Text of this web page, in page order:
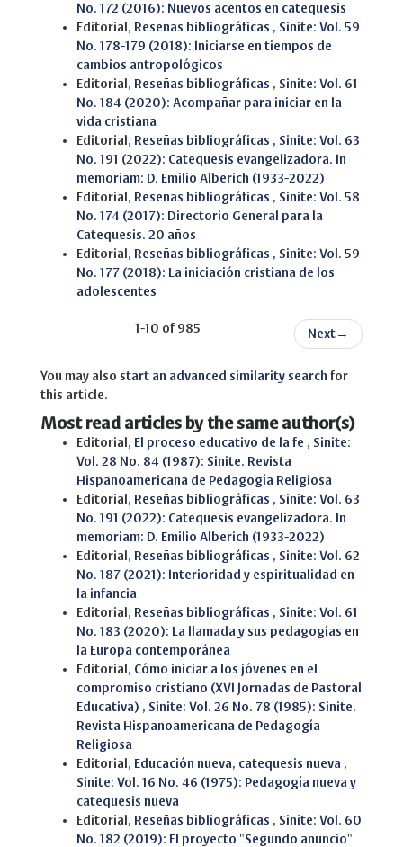
No. 172 (2016): Nuevos acentos en catequesis
Editorial, Reseñas bibliográficas , Sinite: Vol. 59
No. 178-179 (2018): Iniciarse en tiempos de
cambios antropológicos
Editorial, Reseñas bibliográficas , Sinite: Vol. 61
No. 184 (2020): Acompañar para iniciar en la
vida cristiana
Editorial, Reseñas bibliográficas , Sinite: Vol. 63
No. 191 (2022): Catequesis evangelizadora. In
memoriam: D. Emilio Alberich (1933-2022)
Editorial, Reseñas bibliográficas , Sinite: Vol. 58
No. 174 (2017): Directorio General para la
Catequesis. 20 años
Editorial, Reseñas bibliográficas , Sinite: Vol. 59
No. 177 (2018): La iniciación cristiana de los
adolescentes
1-10 of 985 Next →
You may also start an advanced similarity search for
this article.
Most read articles by the same author(s)
Editorial, El proceso educativo de la fe , Sinite:
Vol. 28 No. 84 (1987): Sinite. Revista
Hispanoamericana de Pedagogía Religiosa
Editorial, Reseñas bibliográficas , Sinite: Vol. 63
No. 191 (2022): Catequesis evangelizadora. In
memoriam: D. Emilio Alberich (1933-2022)
Editorial, Reseñas bibliográficas , Sinite: Vol. 62
No. 187 (2021): Interioridad y espiritualidad en
la infancia
Editorial, Reseñas bibliográficas , Sinite: Vol. 61
No. 183 (2020): La llamada y sus pedagogías en
la Europa contemporánea
Editorial, Cómo iniciar a los jóvenes en el
compromiso cristiano (XVI Jornadas de Pastoral
Educativa) , Sinite: Vol. 26 No. 78 (1985): Sinite.
Revista Hispanoamericana de Pedagogía
Religiosa
Editorial, Educación nueva, catequesis nueva ,
Sinite: Vol. 16 No. 46 (1975): Pedagogía nueva y
catequesis nueva
Editorial, Reseñas bibliográficas , Sinite: Vol. 60
No. 182 (2019): El proyecto "Segundo anuncio"